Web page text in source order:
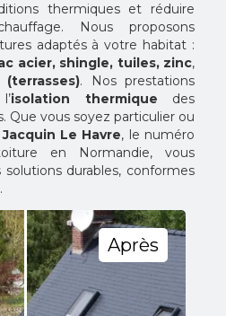
thermiques et réduire
Nous proposons
adaptés à votre habitat :
acier, shingle, tuiles, zinc,
. Nos prestations
isolation thermique des
Que vous soyez particulier ou
Le Havre, le numéro
en Normandie, vous
durables, conformes
Après